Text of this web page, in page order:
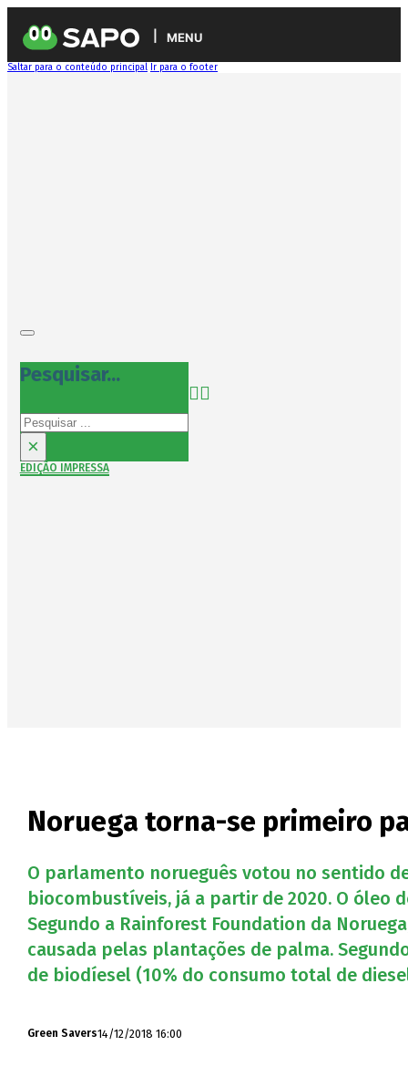
MENU
Saltar para o conteúdo principal Ir para o footer
Pesquisar...
Pesquisar
×
EDIÇÃO IMPRESSA
Noruega torna-se primeiro
O parlamento norueguês votou no sentido
biocombustíveis, já a partir de 2020. O óleo
Segundo a Rainforest Foundation da
causada pelas plantações de palma.
de biodíesel (10% do consumo total de
Green Savers14/12/2018 16:00